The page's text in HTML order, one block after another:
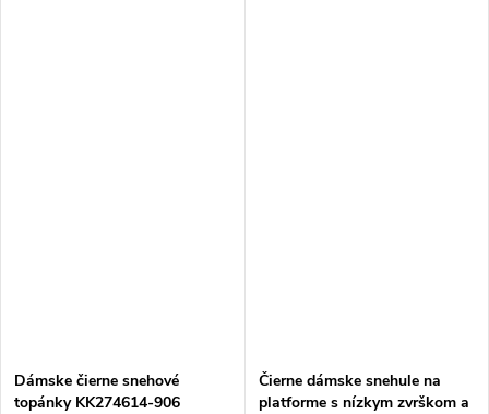
Dámske čierne snehové
topánky KK274614-906
Čierne dámske snehule na
platforme s nízkym zvrškom a